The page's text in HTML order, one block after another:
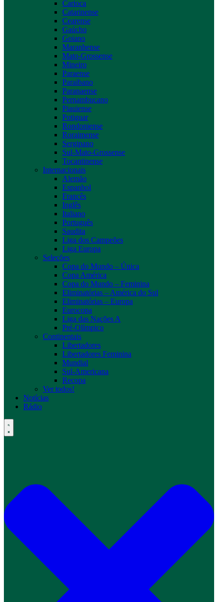
Carioca
Catarinense
Cearense
Gaúcho
Goiano
Maranhense
Mato-Grossense
Mineiro
Paraense
Paraibano
Paranaense
Pernambucano
Piauiense
Potiguar
Rondoniense
Roraimense
Sergipano
Sul-Mato-Grossense
Tocantinense
Internacionais
Alemão
Espanhol
Francês
Inglês
Italiano
Português
Saudita
Liga dos Campeões
Liga Europa
Seleções
Copa do Mundo – Única
Copa América
Copa do Mundo – Feminina
Eliminatórias – América do Sul
Eliminatórias – Europa
Eurocopa
Liga das Nações A
Pré-Olímpico
Continentais
Libertadores
Libertadores Feminina
Mundial
Sul-Americana
Recopa
Ver todos!
Notícias
Rádio